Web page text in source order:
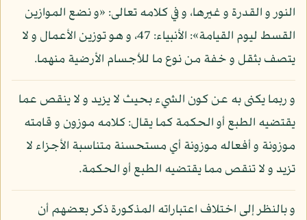
النور و القدرة و غيرها، و في كلامه تعالى: «و نضع الموازين
القسط ليوم القيامة»: الأنبياء: 47، و هو توزين الأعمال و لا
يتصف بثقل و خفة من نوع ما للأجسام الأرضية منهما.
و ربما يكنى به عن كون الشيء بحيث لا يزيد و لا ينقص عما
يقتضيه الطبع أو الحكمة كما يقال: كلامه موزون و قامته
موزونة و أفعاله موزونة أي مستحسنة متناسبة الأجزاء لا
تزيد و لا تنقص مما يقتضيه الطبع أو الحكمة.
و بالنظر إلى اختلاف اعتباراته المذكورة ذكر بعضهم أن